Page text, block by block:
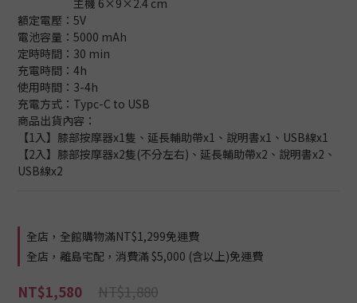
主機 6×9×2.4 cm
額定電壓：5V
電池容量：5000 mAh
定時時間：30 min
充電時間：4h
使用時間：3-4h
充電方式：Typc-C to USB
商品出貨內容：
【1入】膝部按摩器x1隻、延長輔助帶x1、說明書x1、USB線x1
【2入】膝部按摩器x2隻(不分左右)、延長輔助帶x2、說明書x2、
USB線x2
全店，全館購物滿NT$1,299免運費
全店，離島宅配，消費滿 $5,000 (含以上)免運費
NT$1,880
NT$1,580